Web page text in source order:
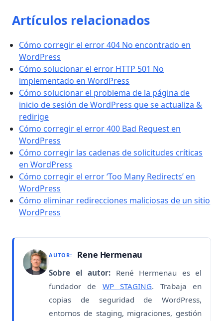
Artículos relacionados
Cómo corregir el error 404 No encontrado en
WordPress
Cómo solucionar el error HTTP 501 No
implementado en WordPress
Cómo solucionar el problema de la página de
inicio de sesión de WordPress que se actualiza &
redirige
Cómo corregir el error 400 Bad Request en
WordPress
Cómo corregir las cadenas de solicitudes críticas
en WordPress
Cómo corregir el error ‘Too Many Redirects’ en
WordPress
Cómo eliminar redirecciones maliciosas de un sitio
WordPress
AUTOR: Rene Hermenau
Sobre el autor: René Hermenau es el
fundador de WP STAGING. Trabaja en
copias de seguridad de WordPress,
entornos de staging, migraciones, gestión